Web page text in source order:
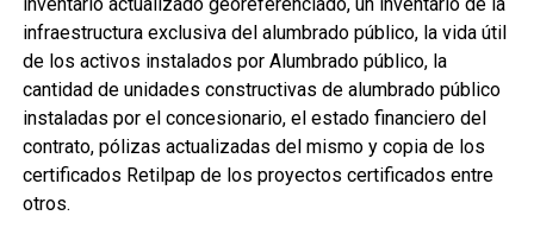
infraestructura exclusiva del alumbrado público, la vida útil
de los activos instalados por Alumbrado público, la
cantidad de unidades constructivas de alumbrado público
instaladas por el concesionario, el estado financiero del
contrato, pólizas actualizadas del mismo y copia de los
certificados Retilpap de los proyectos certificados entre
otros.